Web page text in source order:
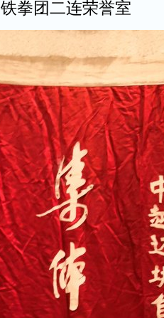
铁拳团二连荣誉室